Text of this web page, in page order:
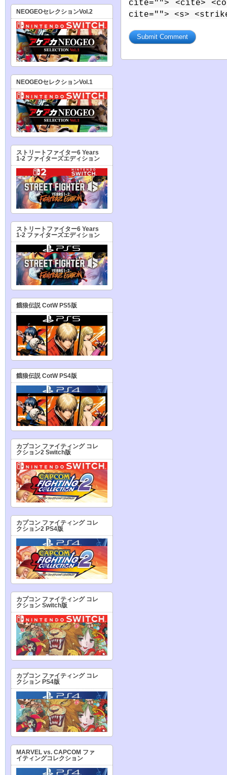
cite=""> <cite>
cite=""> <s>
NEOGEOセレクションVol.2
NEOGEOセレクションVol.1
ストリートファイター6 Years
1-2 ファイターズエディション
ストリートファイター6 Years
1-2 ファイターズエディション
餓狼伝説 CotW PS5版
餓狼伝説 CotW PS4版
カプコン ファイティング コレ
クション2 Switch版
カプコン ファイティング コレ
クション2 PS4版
カプコン ファイティング コレ
クション Switch版
カプコン ファイティング コレ
クション PS4版
MARVEL vs. CAPCOM ファ
イティングコレクション